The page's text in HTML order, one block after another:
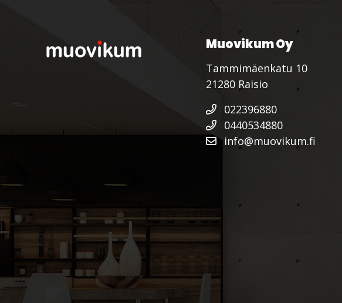
Muovikum Oy
Tammimäenkatu 10
21280 Raisio
022396880
0440534880
info@muovikum.fi